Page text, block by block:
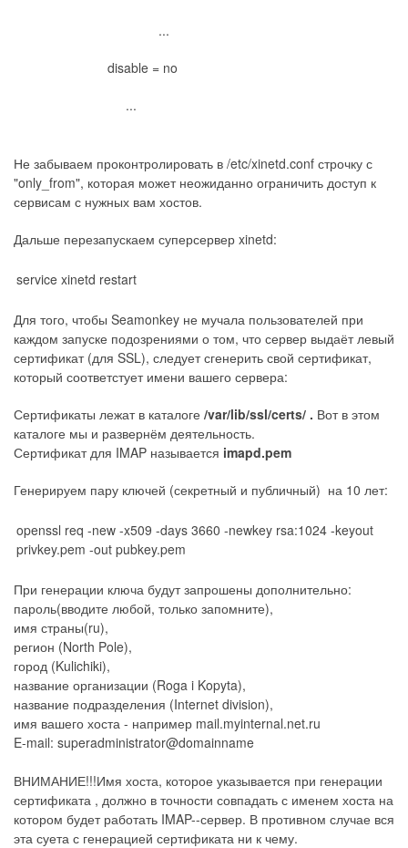
...
disable = no
...
Не забываем проконтролировать в /etc/xinetd.conf строчку с
"only_from", которая может неожиданно ограничить доступ к
сервисам с нужных вам хостов.
Дальше перезапускаем суперсервер xinetd:
service xinetd restart
Для того, чтобы Seamonkey не мучала пользователей при
каждом запуске подозрениями о том, что сервер выдаёт левый
сертификат (для SSL), следует сгенерить свой сертификат,
который соответстует имени вашего сервера:
Сертификаты лежат в каталоге /var/lib/ssl/certs/ . Вот в этом
каталоге мы и развернём деятельность.
Сертификат для IMAP называется imapd.pem
Генерируем пару ключей (секретный и публичный) на 10 лет:
openssl req -new -x509 -days 3660 -newkey rsa:1024 -keyout
privkey.pem -out pubkey.pem
При генерации ключа будут запрошены дополнительно:
пароль(вводите любой, только запомните),
имя страны(ru),
регион (North Pole),
город (Kulichiki),
название организации (Roga i Kopyta),
название подразделения (Internet division),
имя вашего хоста - например mail.myinternal.net.ru
E-mail: superadministrator@domainname
ВНИМАНИЕ!!!Имя хоста, которое указывается при генерации
сертификата , должно в точности совпадать с именем хоста на
котором будет работать IMAP--сервер. В противном случае вся
эта суета с генерацией сертификата ни к чему.